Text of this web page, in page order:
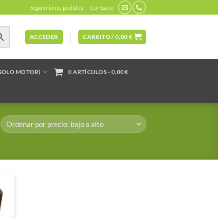
Seguimiento pedidos Contacto
ACCEDER CARRITO / 0,00 €
MOTOR) 0 ARTÍCULOS 0,00 €